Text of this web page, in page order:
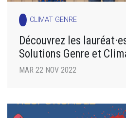
CLIMAT GENRE
Découvrez les
Solutions Genre et
MAR 22 NOV 2022